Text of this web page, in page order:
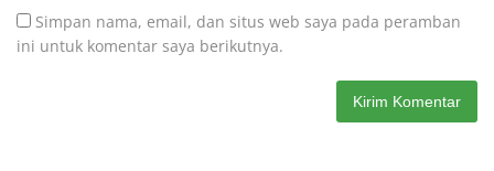
Simpan nama, email, dan situs web saya pada peramban
ini untuk komentar saya berikutnya.